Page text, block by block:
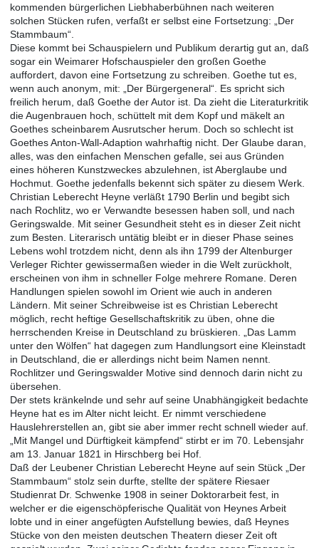
kommenden bürgerlichen Liebhaberbühnen nach weiteren
solchen Stücken rufen, verfaßt er selbst eine Fortsetzung: „Der
Stammbaum“.
Diese kommt bei Schauspielern und Publikum derartig gut an, daß
sogar ein Weimarer Hofschauspieler den großen Goethe
auffordert, davon eine Fortsetzung zu schreiben. Goethe tut es,
wenn auch anonym, mit: „Der Bürgergeneral“. Es spricht sich
freilich herum, daß Goethe der Autor ist. Da zieht die Literaturkritik
die Augenbrauen hoch, schüttelt mit dem Kopf und mäkelt an
Goethes scheinbarem Ausrutscher herum. Doch so schlecht ist
Goethes Anton-Wall-Adaption wahrhaftig nicht. Der Glaube daran,
alles, was den einfachen Menschen gefalle, sei aus Gründen
eines höheren Kunstzweckes abzulehnen, ist Aberglaube und
Hochmut. Goethe jedenfalls bekennt sich später zu diesem Werk.
Christian Leberecht Heyne verläßt 1790 Berlin und begibt sich
nach Rochlitz, wo er Verwandte besessen haben soll, und nach
Geringswalde. Mit seiner Gesundheit steht es in dieser Zeit nicht
zum Besten. Literarisch untätig bleibt er in dieser Phase seines
Lebens wohl trotzdem nicht, denn als ihn 1799 der Altenburger
Verleger Richter gewissermaßen wieder in die Welt zurückholt,
erscheinen von ihm in schneller Folge mehrere Romane. Deren
Handlungen spielen sowohl im Orient wie auch in anderen
Ländern. Mit seiner Schreibweise ist es Christian Leberecht
möglich, recht heftige Gesellschaftskritik zu üben, ohne die
herrschenden Kreise in Deutschland zu brüskieren. „Das Lamm
unter den Wölfen“ hat dagegen zum Handlungsort eine Kleinstadt
in Deutschland, die er allerdings nicht beim Namen nennt.
Rochlitzer und Geringswalder Motive sind dennoch darin nicht zu
übersehen.
Der stets kränkelnde und sehr auf seine Unabhängigkeit bedachte
Heyne hat es im Alter nicht leicht. Er nimmt verschiedene
Hauslehrerstellen an, gibt sie aber immer recht schnell wieder auf.
„Mit Mangel und Dürftigkeit kämpfend“ stirbt er im 70. Lebensjahr
am 13. Januar 1821 in Hirschberg bei Hof.
Daß der Leubener Christian Leberecht Heyne auf sein Stück „Der
Stammbaum“ stolz sein durfte, stellte der spätere Riesaer
Studienrat Dr. Schwenke 1908 in seiner Doktorarbeit fest, in
welcher er die eigenschöpferische Qualität von Heynes Arbeit
lobte und in einer angefügten Aufstellung bewies, daß Heynes
Stücke von den meisten deutschen Theatern dieser Zeit oft